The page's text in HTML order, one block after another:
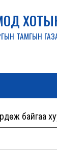
ТАМГЫН
байгаа